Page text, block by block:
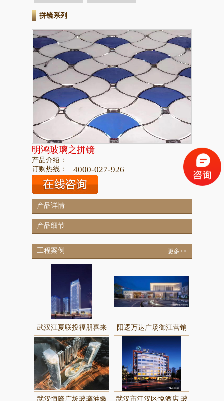
拼镜系列
明鸿玻璃之拼镜
产品介绍：
订购热线：
4000-027-926
产品详情
产品细节
工程案例 更多>>
武汉江夏联投福朋喜来
登酒店
阳逻万达广场御江营销
中心玻璃由鑫明鸿玻璃
提供制作
武汉恒隆广场玻璃油鑫 武汉市江汉区悦酒店 玻